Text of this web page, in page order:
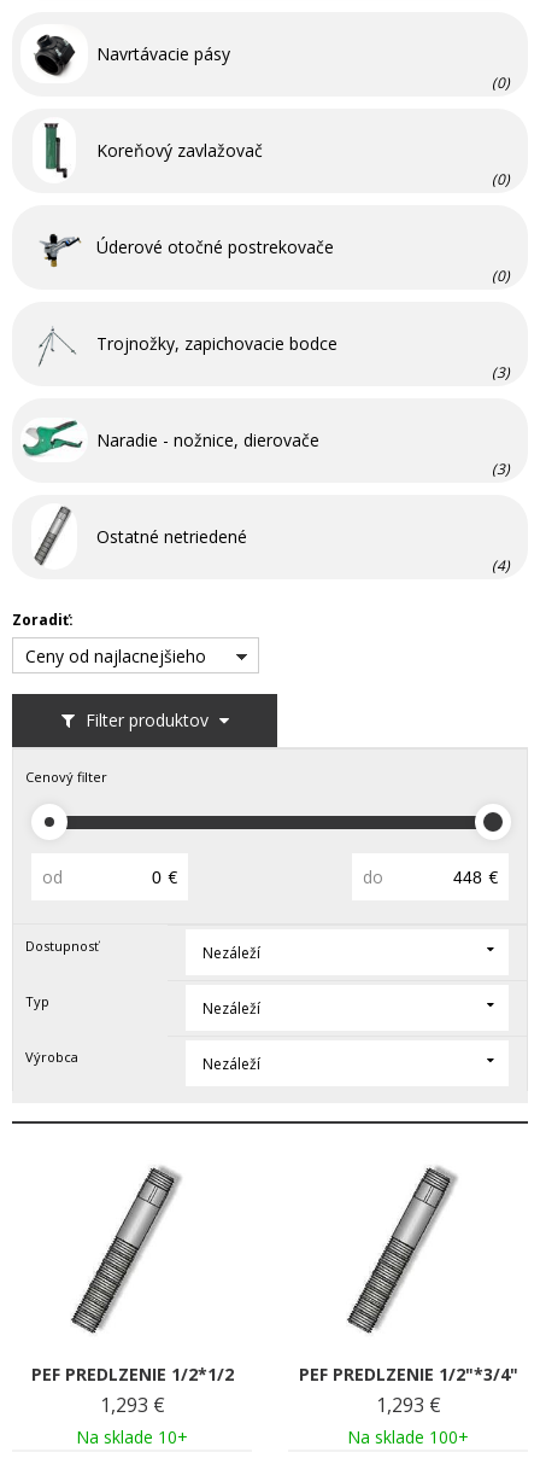
Navrtávacie pásy
(0)
Koreňový zavlažovač
(0)
Úderové otočné postrekovače
(0)
Trojnožky, zapichovacie bodce
(3)
Naradie - nožnice, dierovače
(3)
Ostatné netriedené
(4)
Filter produktov
Zoradiť:
Ceny od najlacnejšieho
Cenový filter
od € do €
Dostupnosť Nezáleží
Typ Nezáleží
Výrobca Nezáleží
PEF PREDLZENIE 1/2*1/2
1,293 €
Na sklade 10+
PEF PREDLZENIE 1/2"*3/4"
1,293 €
Na sklade 100+